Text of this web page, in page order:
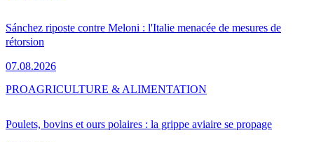
Sánchez riposte contre Meloni : l'Italie menacée de mesures de
rétorsion
07.08.2026
Poulets, bovins et ours polaires : la grippe aviaire se propage
PROAGRICULTURE & ALIMENTATION